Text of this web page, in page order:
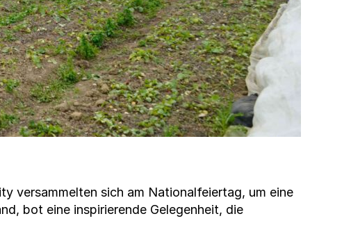
ver­sam­melten sich am Nation­alfeiertag, um eine
bot eine inspiri­erende Gele­gen­heit, die